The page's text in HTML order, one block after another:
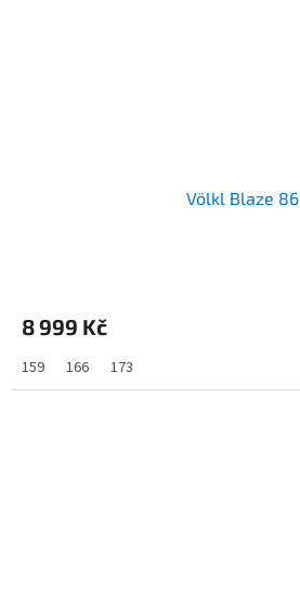
Völkl Blaze 86
8 999 Kč
159 166 173